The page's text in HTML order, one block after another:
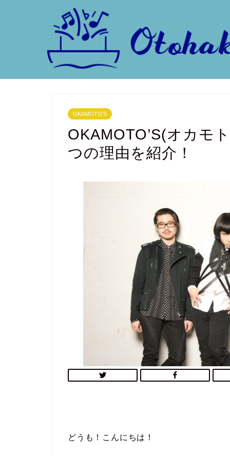
OKAMOTO’S
OKAMOTO’S(オカモ
つの理由を紹介！
どうも！こんにちは！